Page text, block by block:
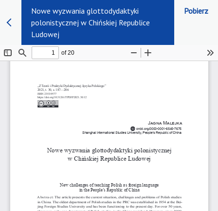
Nowe wyzwania glottodydaktyki
polonistycznej w Chińskiej Republice
Ludowej
Pobierz